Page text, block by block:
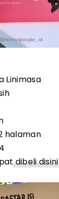
Linimasa
halaman
dibeli disini